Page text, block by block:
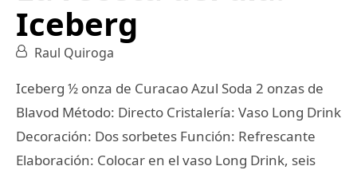
Iceberg
Raul Quiroga
Iceberg ½ onza de Curacao Azul Soda 2 onzas de
Blavod Método: Directo Cristalería: Vaso Long Drink
Decoración: Dos sorbetes Función: Refrescante
Elaboración: Colocar en el vaso Long Drink, seis